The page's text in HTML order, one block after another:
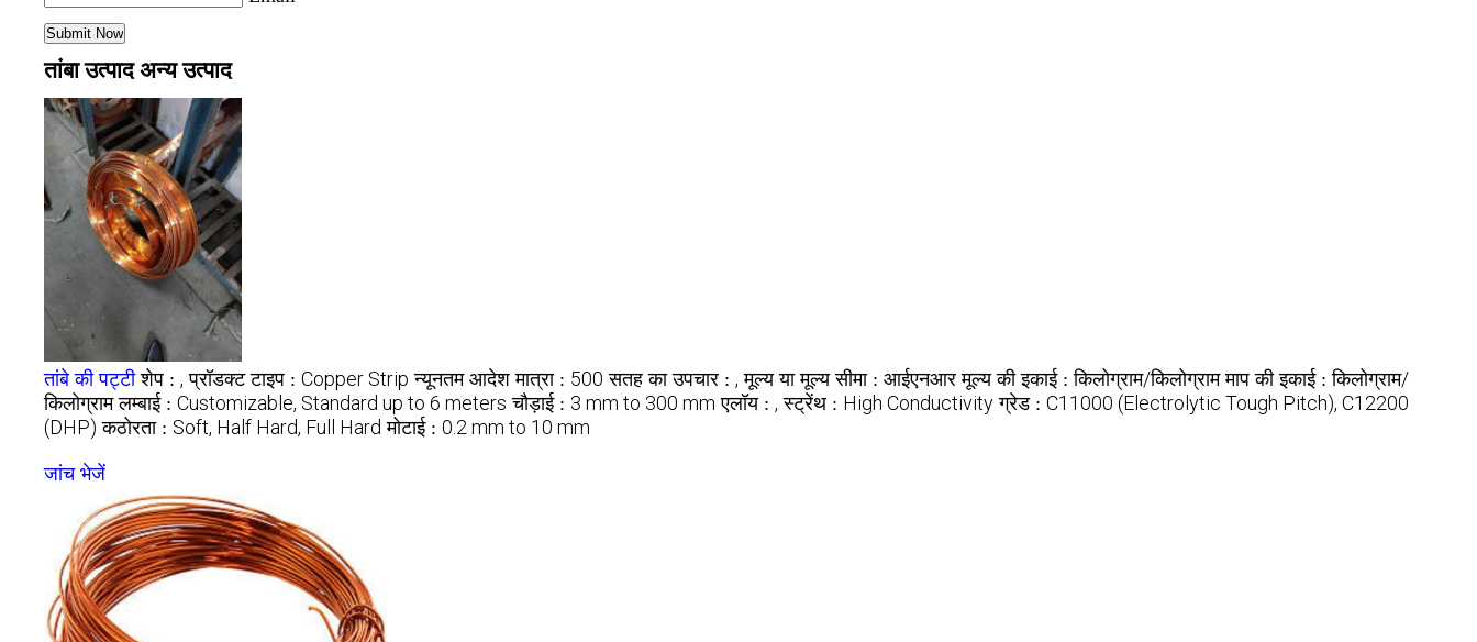
तांबा उत्पाद अन्य उत्पाद
तांबे की पट्टी शेप : , प्रॉडक्ट टाइप : Copper Strip न्यूनतम आदेश मात्रा : 500 सतह का उपचार : , मूल्य या मूल्य सीमा : आईएनआर मूल्य की इकाई :किलोग्राम/किलोग्राम माप की इकाई :किलोग्राम/
किलोग्राम लम्बाई : Customizable, Standard up to 6 meters चौड़ाई : 3 mm to 300 mm एलॉय : , स्ट्रेंथ : High Conductivity ग्रेड : C11000 (Electrolytic Tough Pitch), C12200
(DHP) कठोरता : Soft, Half Hard, Full Hard मोटाई : 0.2 mm to 10 mm
जांच भेजें